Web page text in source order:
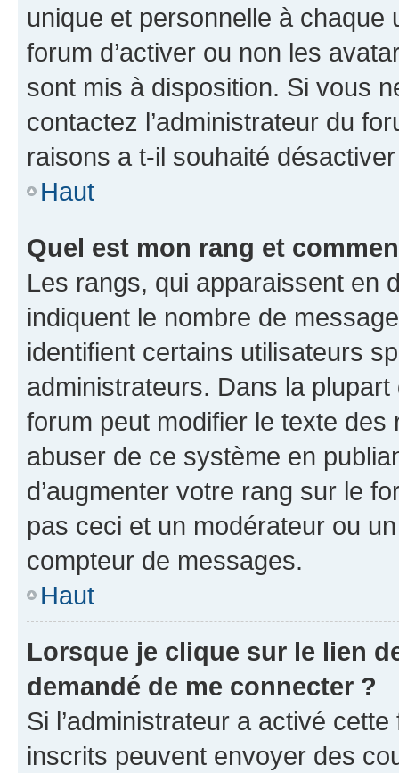
unique et personnelle à chaque
forum d’activer ou non les
sont mis à disposition. Si vous
contactez l’administrateur du
raisons a t-il souhaité
Haut
Quel est mon rang et
Les rangs, qui apparaissent en
indiquent le nombre de
identifient certains utilisateurs
administrateurs. Dans la
forum peut modifier le texte
abuser de ce système en
d’augmenter votre rang sur le
pas ceci et un modérateur ou
compteur de messages.
Haut
Lorsque je clique sur le lien
demandé de me connecter ?
Si l’administrateur a activé
inscrits peuvent envoyer des